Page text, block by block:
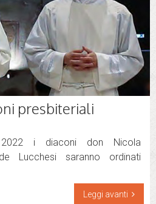
presbiteriali
i diaconi don Nicola
Lucchesi saranno ordinati
Leggi avanti